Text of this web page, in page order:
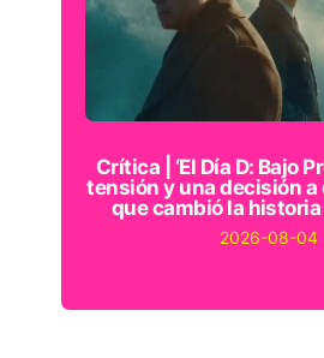
Crítica | ‘El Día D: Bajo
tensión y una decisión
que cambió la
2026-08-04